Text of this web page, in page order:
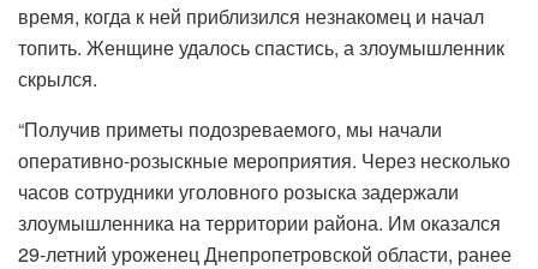
время, когда к ней приблизился незнакомец и начал
топить. Женщине удалось спастись, а злоумышленник
скрылся.
“Получив приметы подозреваемого, мы начали
оперативно-розыскные мероприятия. Через несколько
часов сотрудники уголовного розыска задержали
злоумышленника на территории района. Им оказался
29-летний уроженец Днепропетровской области, ранее